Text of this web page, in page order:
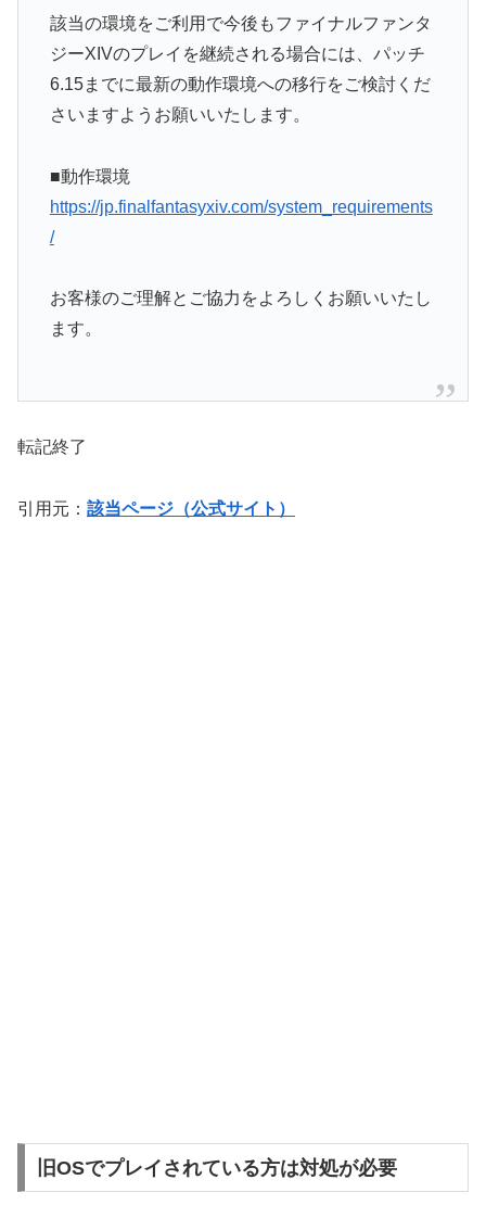
該当の環境をご利用で今後もファイナルファンタ
ジーXIVのプレイを継続される場合には、パッチ
6.15までに最新の動作環境への移行をご検討くだ
さいますようお願いいたします。
■動作環境
https://jp.finalfantasyxiv.com/system_requirements
/
お客様のご理解とご協力をよろしくお願いいたし
ます。
転記終了
引用元： 該当ページ（公式サイト）
旧OSでプレイされている方は対処が必要